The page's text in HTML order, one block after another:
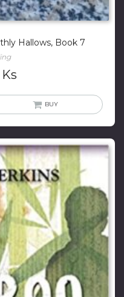
Hallows, Book 7
Ks
BUY